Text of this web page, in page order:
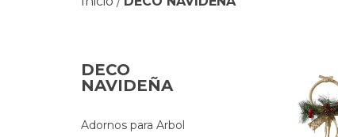
DECO
NAVIDEÑA
Adornos para Arbol